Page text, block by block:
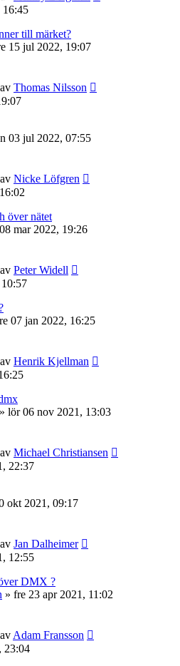
16:45
till märket?
15 jul 2022, 19:07
av Thomas Nilsson
03 jul 2022, 07:55
av Nicke Löfgren
över nätet
mar 2022, 19:26
av Peter Widell
07 jan 2022, 16:25
av Henrik Kjellman
» lör 06 nov 2021, 13:03
av Michael Christiansen
22:37
okt 2021, 09:17
av Jan Dalheimer
12:55
DMX ?
» fre 23 apr 2021, 11:02
av Adam Fransson
23:04